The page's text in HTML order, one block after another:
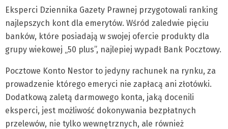
Eksperci Dziennika Gazety Prawnej przygotowali ranking
najlepszych kont dla emerytów. Wśród zaledwie pięciu
banków, które posiadają w swojej ofercie produkty dla
grupy wiekowej „50 plus”, najlepiej wypadł Bank Pocztowy.
Pocztowe Konto Nestor to jedyny rachunek na rynku, za
prowadzenie którego emeryci nie zapłacą ani złotówki.
Dodatkową zaletą darmowego konta, jaką docenili
eksperci, jest możliwość dokonywania bezpłatnych
przelewów, nie tylko wewnętrznych, ale również